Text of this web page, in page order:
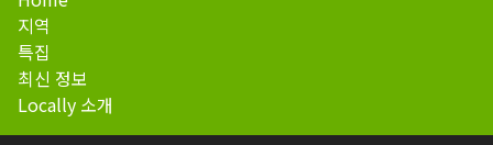
지역
특집
최신 정보
Locally 소개